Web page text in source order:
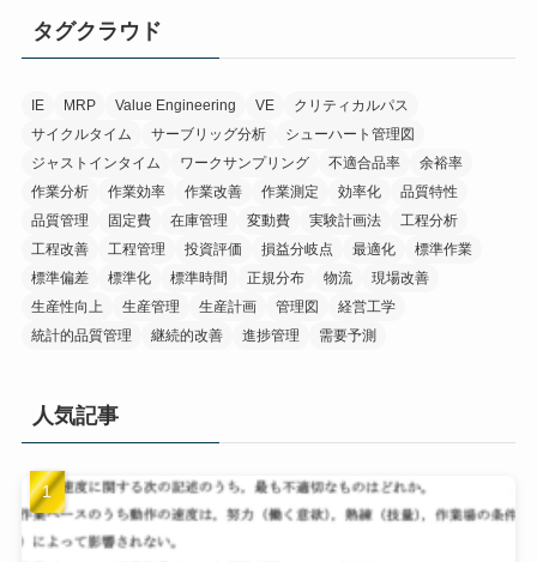
タグクラウド
IE MRP Value Engineering VE
クリティカルパス
サイクルタイム
サーブリッグ分析
シューハート管理図
ジャストインタイム
ワークサンプリング 不適合品率
余裕率
作業分析
作業効率 作業改善 作業測定 効率化
品質特性
品質管理
固定費 在庫管理 変動費 実験計画法
工程分析
工程改善
工程管理 投資評価 損益分岐点 最適化
標準作業
標準偏差
標準化 標準時間 正規分布 物流
現場改善
生産性向上
生産管理 生産計画 管理図
経営工学
統計的品質管理
継続的改善 進捗管理 需要予測
人気記事